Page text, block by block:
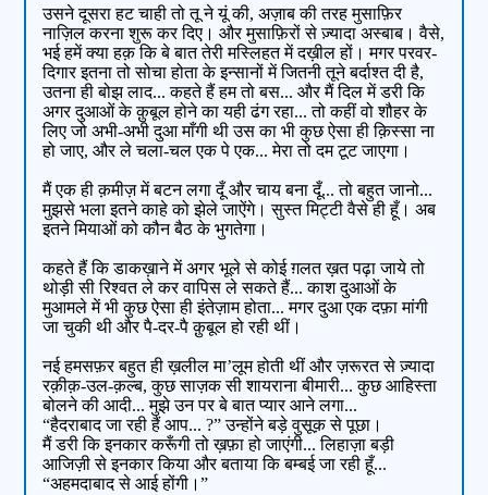
उसने दूसरा हट चाही तो तू ने यूं की, अज़ाब की तरह मुसाफ़िर
नाज़िल करना शुरू कर दिए। और मुसाफ़िरों से ज़्यादा अस्बाब। वैसे,
भई हमें क्या हक़ कि बे बात तेरी मस्लिहत में दख़ील हों। मगर परवर-
दिगार इतना तो सोचा होता के इन्सानों में जितनी तूने बर्दाश्त दी है,
उतना ही बोझ लाद... कहते हैं हम तो बस... और मैं दिल में डरी कि
अगर दुआओं के क़ुबूल होने का यही ढंग रहा... तो कहीं वो शौहर के
लिए जो अभी-अभी दुआ माँगी थी उस का भी कुछ ऐसा ही क़िस्सा ना
हो जाए, और ले चला-चल एक पे एक... मेरा तो दम टूट जाएगा।
मैं एक ही क़मीज़ में बटन लगा दूँ और चाय बना दूँ... तो बहुत जानो...
मुझसे भला इतने काहे को झेले जाऐंगे। सुस्त मिट्टी वैसे ही हूँ। अब
इतने मियाओं को कौन बैठ के भुगतेगा।
कहते हैं कि डाकख़ाने में अगर भूले से कोई ग़लत ख़त पढ़ा जाये तो
थोड़ी सी रिश्वत ले कर वापिस ले सकते हैं... काश दुआओं के
मुआमले में भी कुछ ऐसा ही इंतेज़ाम होता... मगर दुआ एक दफ़ा मांगी
जा चुकी थी और पै-दर-पै क़ुबूल हो रही थीं।
नई हमसफ़र बहुत ही ख़लील मा’लूम होती थीं और ज़रूरत से ज़्यादा
रक़ीक़-उल-क़ल्ब, कुछ साज़क सी शायराना बीमारी... कुछ आहिस्ता
बोलने की आदी... मुझे उन पर बे बात प्यार आने लगा...
“हैदराबाद जा रही हैं आप... ?” उन्होंने बड़े वुसूक़ से पूछा।
मैं डरी कि इनकार करूँगी तो ख़फ़ा हो जाएंगी... लिहाज़ा बड़ी
आजिज़ी से इनकार किया और बताया कि बम्बई जा रही हूँ...
“अहमदाबाद से आई होंगी।”